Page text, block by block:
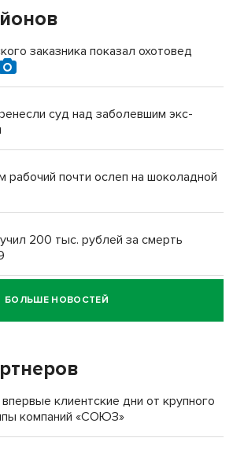
заказника показал охотовед
суд над заболевшим экс-
рабочий почти ослеп на шоколадной
200 тыс. рублей за смерть
водителя за смерть
БОЛЬШЕ НОВОСТЕЙ
клиентские дни от крупного
компаний «СОЮЗ»